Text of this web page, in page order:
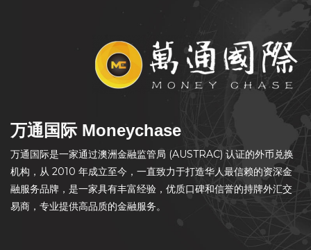
万通国际 Moneychase
万通国际是一家通过澳洲金融监管局 (AUSTRAC) 认证的外币兑换
机构，从 2010 年成立至今，一直致力于打造华人最信赖的资深金
融服务品牌，是一家具有丰富经验，优质口碑和信誉的持牌外汇交
易商，专业提供高品质的金融服务。